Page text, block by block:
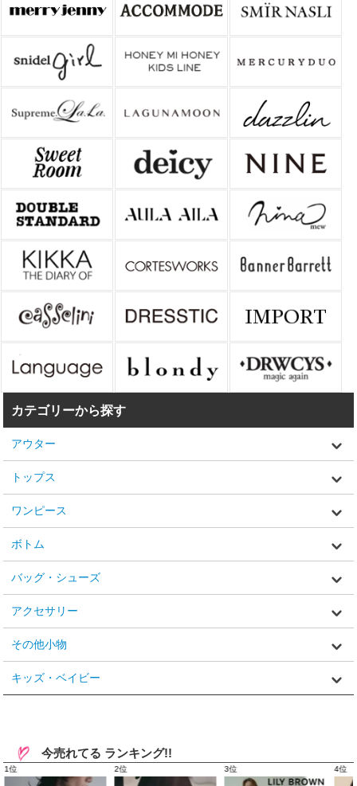
カテゴリーから探す
アウター
トップス
ワンピース
ボトム
バッグ・シューズ
アクセサリー
その他小物
キッズ・ベイビー
今売れてる ランキング!!